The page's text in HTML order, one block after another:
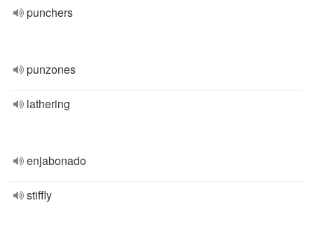
punchers
punzones
lathering
enjabonado
stiffly